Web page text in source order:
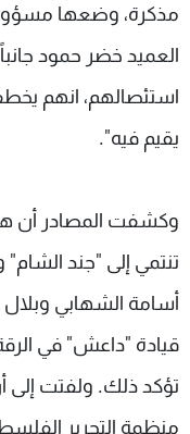
مذكرة، وضعها مسؤول
العميد خضر حمود
استئصالهم، انهم
يقيم فيه".
وكشفت المصادر أن
تنتمي إلى "جند الشام"
أسامة الشهابي
قيادة "داعش" في
تؤكد ذلك. ولفتت إلى
منظمة التحرير